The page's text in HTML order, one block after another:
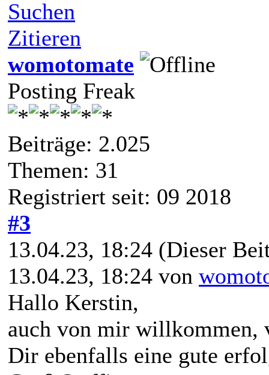
Suchen
Zitieren
womotomate
Posting Freak
Beiträge: 2.025
Themen: 31
Registriert seit: 09 2018
#3
13.04.23, 18:24 (Dieser
13.04.23, 18:24 von
Hallo Kerstin,
auch von mir willkommen,
Dir ebenfalls eine gute